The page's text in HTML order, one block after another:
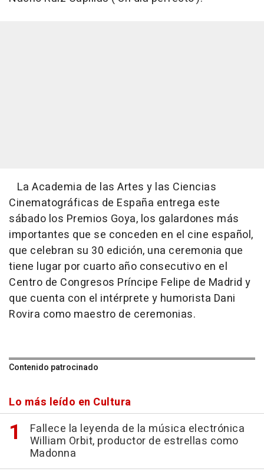
La Academia de las Artes y las Ciencias
Cinematográficas de España entrega este
sábado los Premios Goya, los galardones más
importantes que se conceden en el cine español,
que celebran su 30 edición, una ceremonia que
tiene lugar por cuarto año consecutivo en el
Centro de Congresos Príncipe Felipe de Madrid y
que cuenta con el intérprete y humorista Dani
Rovira como maestro de ceremonias.
Contenido patrocinado
Lo más leído en Cultura
Fallece la leyenda de la música electrónica
William Orbit, productor de estrellas como
Madonna